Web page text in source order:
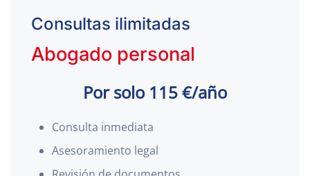
Consultas ilimitadas
Abogado personal
Por solo 115 €/año
Consulta inmediata
Asesoramiento legal